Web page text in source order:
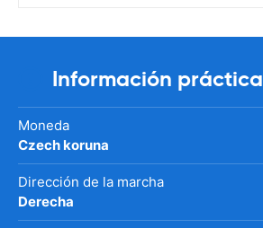
Información práctica
Moneda
Czech koruna
Dirección de la marcha
Derecha